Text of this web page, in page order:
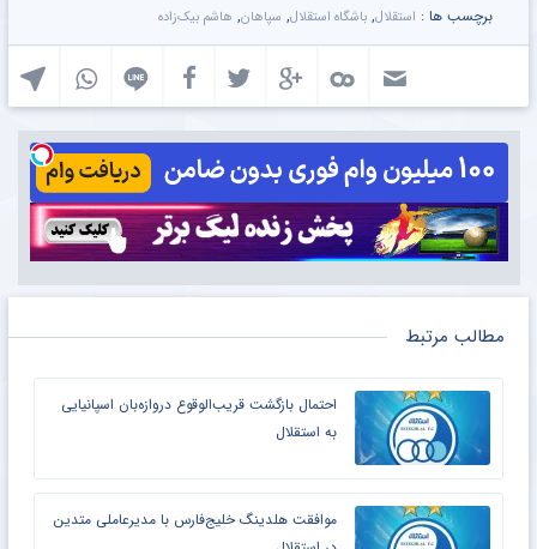
برچسب ها : استقلال, باشگاه استقلال, سپاهان, هاشم بیک‌زاده
مطالب مرتبط
احتمال بازگشت قریب‌الوقوع دروازه‌بان اسپانیایی
به استقلال
موافقت هلدینگ خلیج‌فارس با مدیرعاملی متدین